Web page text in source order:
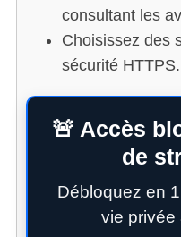
consultant les
Choisissez des
sécurité HTTPS.
🚨 Accès
de
Débloquez en
vie privée